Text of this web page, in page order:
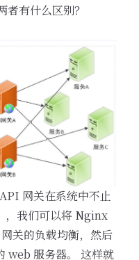
有什么区别？
网关在系统中不止
，我们可以将 Nginx
关的负载均衡，然后
web 服务器。 这样就